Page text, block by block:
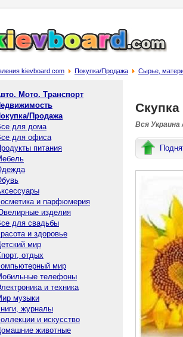
kievboard.com Покупка/Продажа Сырье,
Мото. Транспорт
Продажа
для дома
для офиса
питания
и парфюмерия
изделия
для свадьбы
и здоровье
мир
отдых
мир
телефоны
и техника
музыки
журналы
и искусство
животные
Скупка
Вся Украина